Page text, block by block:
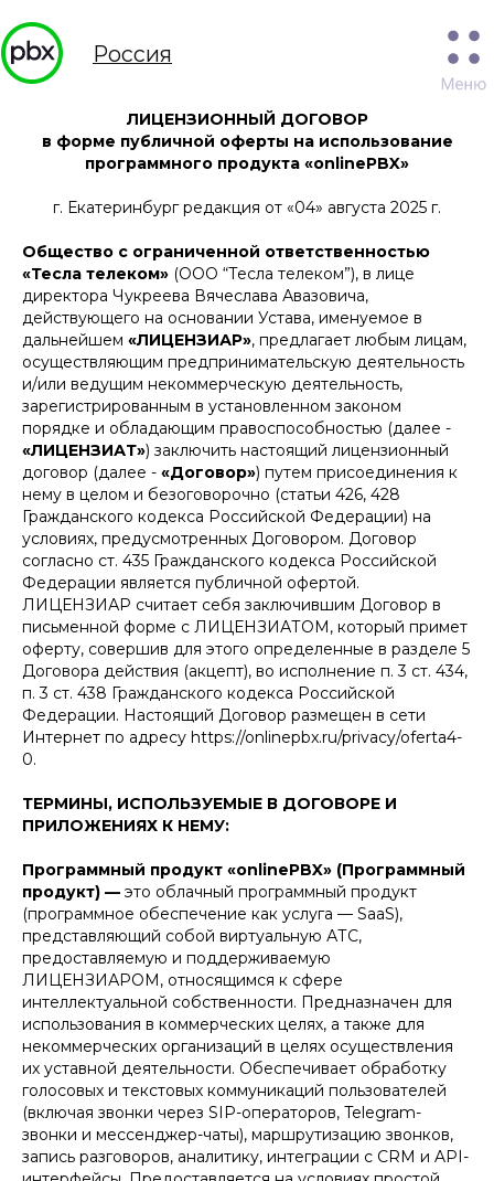
ЛИЦЕНЗИОННЫЙ ДОГОВОР
в форме публичной оферты на использование
программного продукта «onlinePBX»
г. Екатеринбург редакция от «04» августа 2025 г.
Общество с ограниченной ответственностью
«Тесла телеком» (ООО “Тесла телеком”), в лице
директора Чукреева Вячеслава Авазовича,
действующего на основании Устава, именуемое в
дальнейшем «ЛИЦЕНЗИАР», предлагает любым лицам,
осуществляющим предпринимательскую деятельность
и/или ведущим некоммерческую деятельность,
зарегистрированным в установленном законом
порядке и обладающим правоспособностью (далее -
«ЛИЦЕНЗИАТ») заключить настоящий лицензионный
договор (далее - «Договор») путем присоединения к
нему в целом и безоговорочно (статьи 426, 428
Гражданского кодекса Российской Федерации) на
условиях, предусмотренных Договором. Договор
согласно ст. 435 Гражданского кодекса Российской
Федерации является публичной офертой.
ЛИЦЕНЗИАР считает себя заключившим Договор в
письменной форме с ЛИЦЕНЗИАТОМ, который примет
оферту, совершив для этого определенные в разделе 5
Договора действия (акцепт), во исполнение п. 3 ст. 434,
п. 3 ст. 438 Гражданского кодекса Российской
Федерации. Настоящий Договор размещен в сети
Интернет по адресу https://onlinepbx.ru/privacy/oferta4-
0.
ТЕРМИНЫ, ИСПОЛЬЗУЕМЫЕ В ДОГОВОРЕ И
ПРИЛОЖЕНИЯХ К НЕМУ:
Программный продукт «onlinePBX» (Программный
продукт) — это облачный программный продукт
(программное обеспечение как услуга — SaaS),
представляющий собой виртуальную АТС,
предоставляемую и поддерживаемую
ЛИЦЕНЗИАРОМ, относящимся к сфере
интеллектуальной собственности. Предназначен для
использования в коммерческих целях, а также для
некоммерческих организаций в целях осуществления
их уставной деятельности. Обеспечивает обработку
голосовых и текстовых коммуникаций пользователей
(включая звонки через SIP-операторов, Telegram-
звонки и мессенджер-чаты), маршрутизацию звонков,
запись разговоров, аналитику, интеграции с CRM и API-